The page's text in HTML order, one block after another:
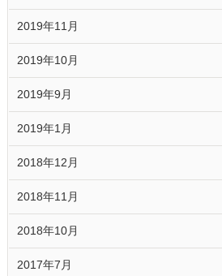
2019年11月
2019年10月
2019年9月
2019年1月
2018年12月
2018年11月
2018年10月
2017年7月